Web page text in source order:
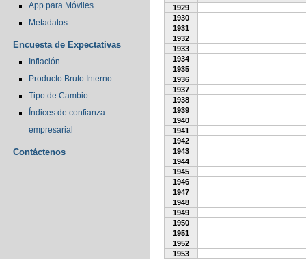
App para Móviles
Metadatos
Encuesta de Expectativas
Inflación
Producto Bruto Interno
Tipo de Cambio
Índices de confianza
empresarial
Contáctenos
1929
1930
1931
1932
1933
1934
1935
1936
1937
1938
1939
1940
1941
1942
1943
1944
1945
1946
1947
1948
1949
1950
1951
1952
1953